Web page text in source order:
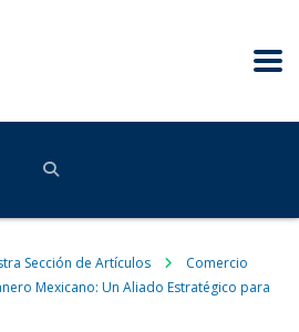
Sección de Artículos
Comercio
Mexicano: Un Aliado Estratégico para